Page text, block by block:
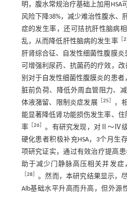
明，腹水常规治疗基础上加用HSA
风险下降38%，减少难治性腹水、
症的发生率，还可拮抗肝性脑病
乱，从而降低肝性脑病的发生率［
肝肾综合征、自发性细菌性腹膜炎
可增强利尿药、抗菌药的疗效，
别对于自发性细菌性腹膜炎的患者
脏前负荷、降低外周血管阻力、
体液潴留、限制炎症发展
25
，
能显著降低肾功能损伤发生率、
率［ 26
。有研究发现，对Ⅱ～Ⅳ
硬化患者积极补充HSA，3个月生
项研究证实，通过有效治疗提高
助于减少门静脉高压相关并发症
28
。然而，本研究结果显示，
Alb基础水平升高而升高，但外源